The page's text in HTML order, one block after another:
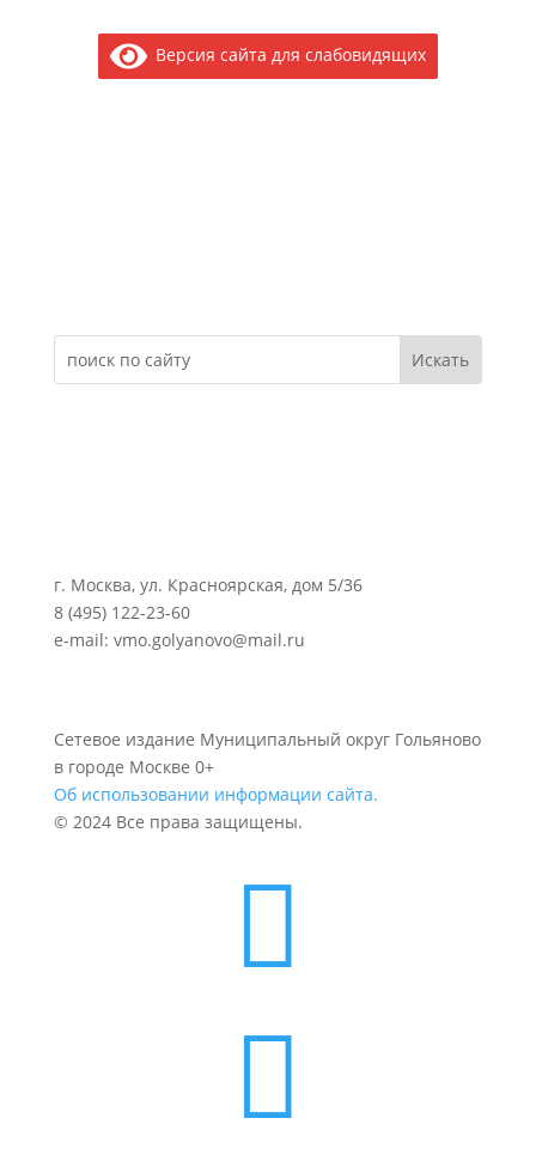
Версия сайта для слабовидящих
г. Москва, ул. Красноярская, дом 5/36
8 (495) 122-23-60
e-mail: vmo.golyanovo@mail.ru
Сетевое издание Муниципальный округ Гольяново
в городе Москве 0+
Об использовании информации сайта.
© 2024 Все права защищены.

